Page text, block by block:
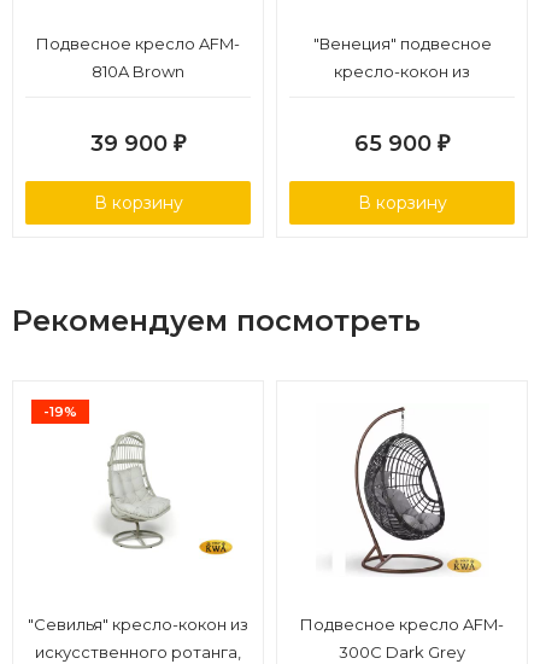
Подвесное кресло AFM-
810A Brown
39 900 ₽
В корзину
"Венеция" подвесное
кресло-кокон из
бежевой подушкой
65 900 ₽
В корзину
Рекомендуем посмотреть
-19%
"Севилья" кресло-кокон из
искусственного ротанга,
Подвесное кресло AFM-
300C Dark Grey